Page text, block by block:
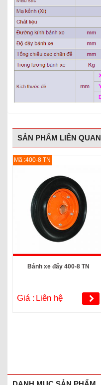
SẢN PHẨM LIÊN QUAN
Mã :400-8 TN
Bánh xe đẩy 400-8 TN
Giá : Liên hệ